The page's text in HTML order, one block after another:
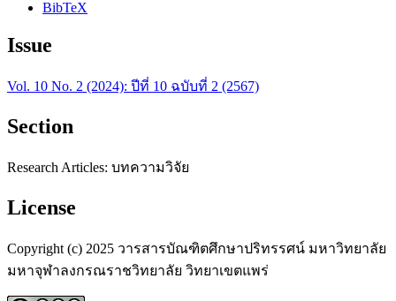
BibTeX
Issue
Vol. 10 No. 2 (2024): ปีที่ 10 ฉบับที่ 2 (2567)
Section
Research Articles: บทความวิจัย
License
Copyright (c) 2025 วารสารบัณฑิตศึกษาปริทรรศน์ มหาวิทยาลัย
มหาจุฬาลงกรณราชวิทยาลัย วิทยาเขตแพร่